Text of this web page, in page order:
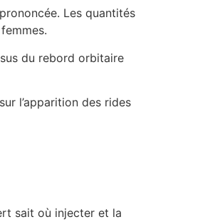
Les quantités
du rebord orbitaire
l’apparition des rides
sait où injecter et la